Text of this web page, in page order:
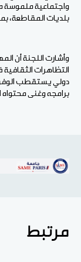
واجتماعية ملموسة
بلديات المقاطعة،
وأشارت اللجنة أن
التظاهرات
دولي يستقطب
برامجه وغنى محتواه
مرتبط